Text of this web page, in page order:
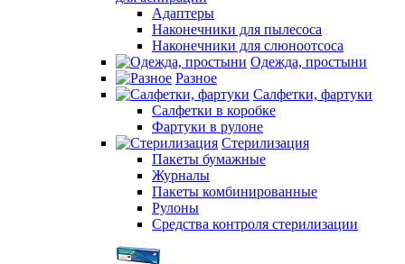
Адаптеры
Наконечники для пылесоса
Наконечники для слюноотсоса
Одежда, простыни
Разное
Салфетки, фартуки
Салфетки в коробке
Фартуки в рулоне
Стерилизация
Пакеты бумажные
Журналы
Пакеты комбинированные
Рулоны
Средства контроля стерилизации